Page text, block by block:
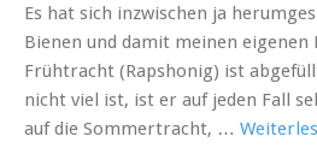
Es hat sich inzwischen ja
Bienen und damit meinen eigenen
Frühtracht (Rapshonig) ist
nicht viel ist, ist er auf jeden Fall
auf die Sommertracht, …